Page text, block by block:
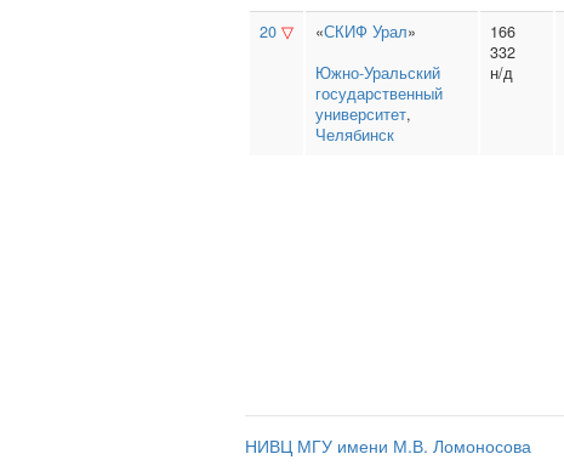
20 ▽ «СКИФ Урал»
Южно‑Уральский
государственный
университет,
Челябинск
166
332
н/д
НИВЦ МГУ имени М.В. Ломоносова